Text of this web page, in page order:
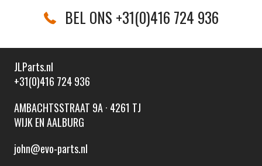
BEL ONS +31(0)416 724 936
JLParts.nl
+31(0)416 724 936
AMBACHTSSTRAAT 9A · 4261 TJ
WIJK EN AALBURG
john@evo-parts.nl